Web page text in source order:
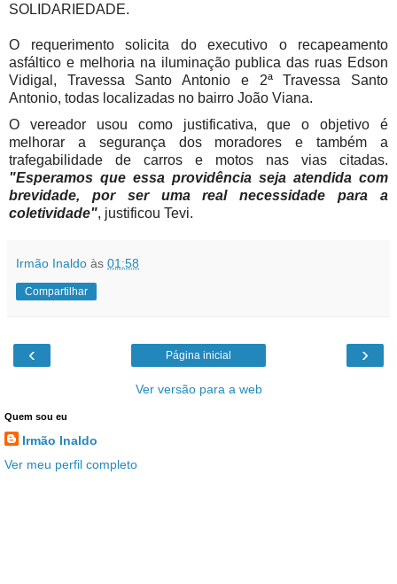
SOLIDARIEDADE.
O requerimento solicita do executivo o recapeamento
asfáltico e melhoria na iluminação publica das ruas Edson
Vidigal, Travessa Santo Antonio e 2ª Travessa Santo
Antonio, todas localizadas no bairro João Viana.
O vereador usou como justificativa, que o objetivo é
melhorar a segurança dos moradores e também a
trafegabilidade de carros e motos nas vias citadas.
"Esperamos que essa providência seja atendida com
brevidade, por ser uma real necessidade para a
coletividade", justificou Tevi.
Irmão Inaldo às 01:58
Compartilhar
‹ ›
Página inicial
Ver versão para a web
Quem sou eu
Irmão Inaldo
Ver meu perfil completo